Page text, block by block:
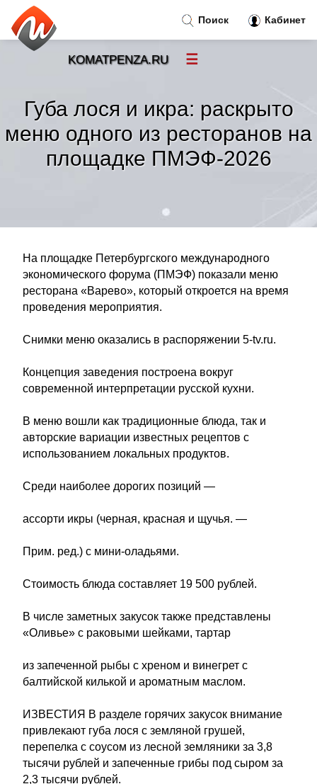
Губа лося и икра: раскрыто
меню одного из ресторанов на
площадке ПМЭФ-2026
На площадке Петербургского международного
экономического форума (ПМЭФ) показали меню
ресторана «Варево», который откроется на время
проведения мероприятия.
Снимки меню оказались в распоряжении 5-tv.ru.
Концепция заведения построена вокруг
современной интерпретации русской кухни.
В меню вошли как традиционные блюда, так и
авторские вариации известных рецептов с
использованием локальных продуктов.
Среди наиболее дорогих позиций —
ассорти икры (черная, красная и щучья. —
Прим. ред.) с мини-оладьями.
Стоимость блюда составляет 19 500 рублей.
В числе заметных закусок также представлены
«Оливье» с раковыми шейками, тартар
из запеченной рыбы с хреном и винегрет с
балтийской килькой и ароматным маслом.
ИЗВЕСТИЯ В разделе горячих закусок внимание
привлекают губа лося с земляной грушей,
перепелка с соусом из лесной земляники за 3,8
тысячи рублей и запеченные грибы под сыром за
2,3 тысячи рублей.
Поиск Кабинет
KOMATPENZA.RU ☰
Новости»
Тренды новостей»
Рубрики»